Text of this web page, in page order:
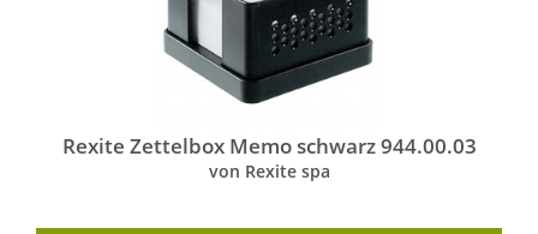
Rexite Zettelbox Memo schwarz 944.00.03
von Rexite spa